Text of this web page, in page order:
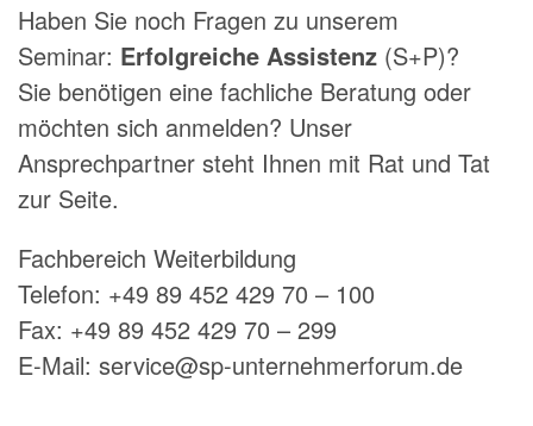
Haben Sie noch Fragen zu unserem
Seminar: Erfolgreiche Assistenz (S+P)?
Sie benötigen eine fachliche Beratung oder
möchten sich anmelden? Unser
Ansprechpartner steht Ihnen mit Rat und Tat
zur Seite.
Fachbereich Weiterbildung
Telefon: +49 89 452 429 70 – 100
Fax: +49 89 452 429 70 – 299
E-Mail: service@sp-unternehmerforum.de